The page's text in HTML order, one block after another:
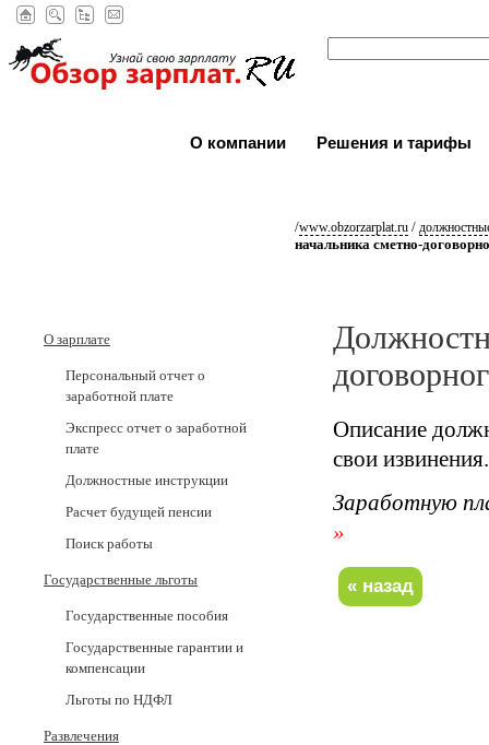
О компании Решения и тарифы
/www.obzorzarplat.ru /
начальника сметно-
О зарплате
Персональный отчет о
заработной плате
Экспресс отчет о заработной
плате
Должностные инструкции
Расчет будущей пенсии
Поиск работы
Государственные льготы
Государственные пособия
Государственные гарантии и
компенсации
Льготы по НДФЛ
Развлечения
Описание
свои извинения.
Заработную
»